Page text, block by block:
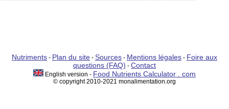
Nutriments - Plan du site - Sources - Mentions légales - Foire aux
questions (FAQ) - Contact
English version - Food Nutrients Calculator . com
© copyright 2010-2021 monalimentation.org